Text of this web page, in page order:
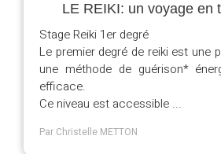
LE REIKI: un voyage en
Stage Reiki 1er degré
Le premier degré de reiki est une
une méthode de guérison*
efficace.
Ce niveau est accessible ...
Par Christelle METTON